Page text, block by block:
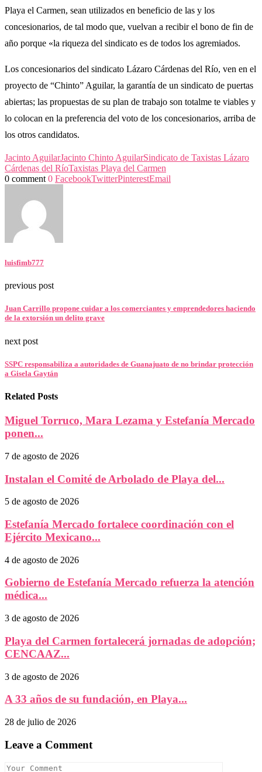
Playa el Carmen, sean utilizados en beneficio de las y los
concesionarios, de tal modo que, vuelvan a recibir el bono de fin de
año porque «la riqueza del sindicato es de todos los agremiados.
Los concesionarios del sindicato Lázaro Cárdenas del Río, ven en el
proyecto de “Chinto” Aguilar, la garantía de un sindicato de puertas
abiertas; las propuestas de su plan de trabajo son totalme te viables y
lo colocan en la preferencia del voto de los concesionarios, arriba de
los otros candidatos.
Jacinto AguilarJacinto Chinto AguilarSindicato de Taxistas Lázaro
Cárdenas del RíoTaxistas Playa del Carmen
0 comment 0 FacebookTwitterPinterestEmail
luisfimb777
previous post
Juan Carrillo propone cuidar a los comerciantes y emprendedores haciendo
de la extorsión un delito grave
next post
SSPC responsabiliza a autoridades de Guanajuato de no brindar protección
a Gisela Gaytán
Related Posts
Miguel Torruco, Mara Lezama y Estefanía Mercado
ponen...
7 de agosto de 2026
Instalan el Comité de Arbolado de Playa del...
5 de agosto de 2026
Estefanía Mercado fortalece coordinación con el
Ejército Mexicano...
4 de agosto de 2026
Gobierno de Estefanía Mercado refuerza la atención
médica...
3 de agosto de 2026
Playa del Carmen fortalecerá jornadas de adopción;
CENCAAZ...
3 de agosto de 2026
A 33 años de su fundación, en Playa...
28 de julio de 2026
Leave a Comment